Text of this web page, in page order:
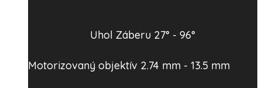
Uhol Záberu 27° - 96°
Motorizovaný objektív 2.74 mm - 13.5 mm